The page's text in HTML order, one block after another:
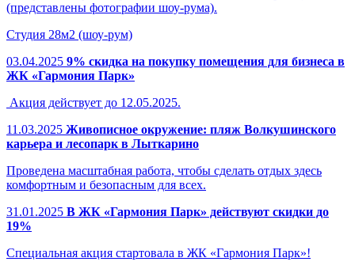
(представлены фотографии шоу-рума).
Студия 28м2 (шоу-рум)
03.04.2025 9% скидка на покупку помещения для бизнеса в
ЖК «Гармония Парк»
Акция действует до 12.05.2025.
11.03.2025 Живописное окружение: пляж Волкушинского
карьера и лесопарк в Лыткарино
Проведена масштабная работа, чтобы сделать отдых здесь
комфортным и безопасным для всех.
31.01.2025 В ЖК «Гармония Парк» действуют скидки до
19%
Специальная акция стартовала в ЖК «Гармония Парк»!